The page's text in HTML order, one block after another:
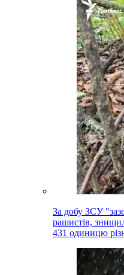
За добу ЗСУ
рашистів,
431 одиницю